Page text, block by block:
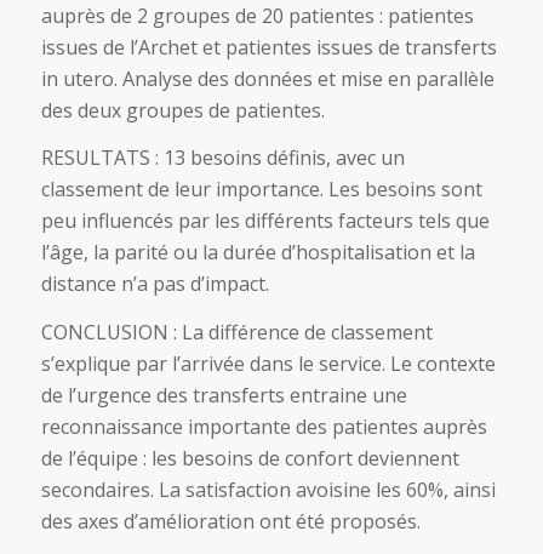
auprès de 2 groupes de 20 patientes : patientes
issues de l’Archet et patientes issues de transferts
in utero. Analyse des données et mise en parallèle
des deux groupes de patientes.
RESULTATS : 13 besoins définis, avec un
classement de leur importance. Les besoins sont
peu influencés par les différents facteurs tels que
l’âge, la parité ou la durée d’hospitalisation et la
distance n’a pas d’impact.
CONCLUSION : La différence de classement
s’explique par l’arrivée dans le service. Le contexte
de l’urgence des transferts entraine une
reconnaissance importante des patientes auprès
de l’équipe : les besoins de confort deviennent
secondaires. La satisfaction avoisine les 60%, ainsi
des axes d’amélioration ont été proposés.